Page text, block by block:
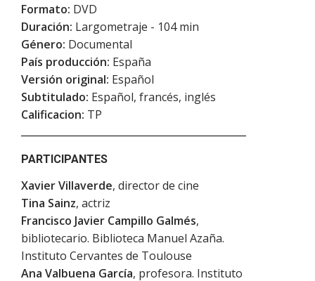
Formato: DVD
Duración: Largometraje - 104 min
Género: Documental
País producción: España
Versión original: Español
Subtitulado: Español, francés, inglés
Calificacion: TP
PARTICIPANTES
Xavier Villaverde, director de cine
Tina Sainz, actriz
Francisco Javier Campillo Galmés,
bibliotecario. Biblioteca Manuel Azaña.
Instituto Cervantes de Toulouse
Ana Valbuena García, profesora. Instituto